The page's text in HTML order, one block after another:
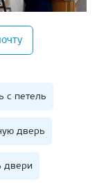
с петель
дверь
двери